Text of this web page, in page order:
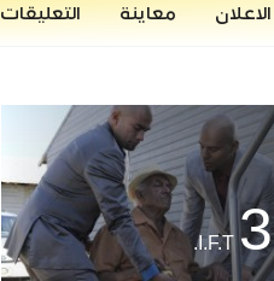
الاعلان معاينة التعليقات
3